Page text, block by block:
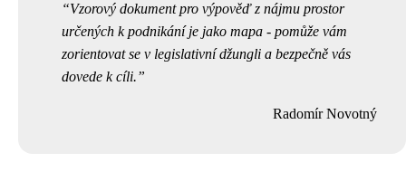
Vzorový dokument pro výpověď z nájmu prostor
určených k podnikání je jako mapa - pomůže vám
zorientovat se v legislativní džungli a bezpečně vás
dovede k cíli.
Radomír Novotný